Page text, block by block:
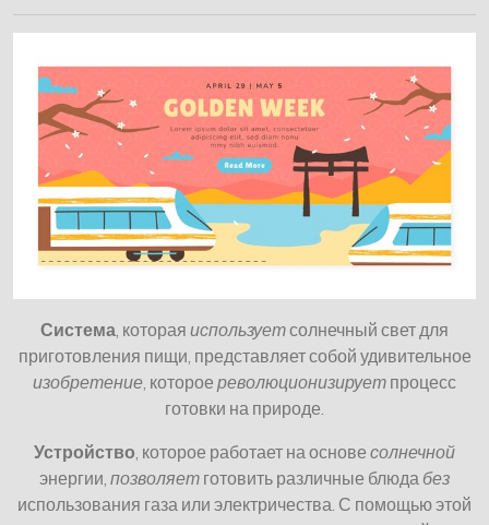
Система , которая используетсолнечный свет для
приготовления пищи, представляет собой удивительное
изобретение , которое революционизирует процесс
готовки на природе.
Устройство , которое работает на основе солнечной
энергии, позволяет готовить различные блюда без
использования газа или электричества. С помощью этой